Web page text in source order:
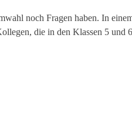
noch Fragen haben. In
die in den Klassen 5 und